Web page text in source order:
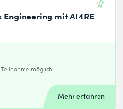
mit AI4RE
möglich
Mehr erfahren